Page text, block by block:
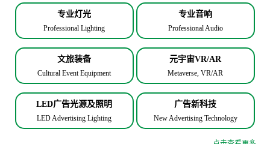
专业灯光
Professional Lighting
专业音响
Professional Audio
文旅装备
Cultural Event Equipment
元宇宙VR/AR
Metaverse, VR/AR
LED广告光源及照明
LED Advertising Lighting
广告新科技
New Advertising Technology